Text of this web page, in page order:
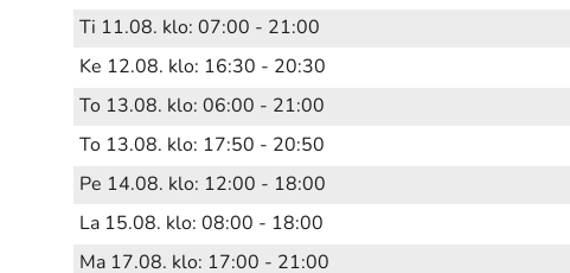
Ti 11.08. klo: 07:00 - 21:00
Ke 12.08. klo: 16:30 - 20:30
To 13.08. klo: 06:00 - 21:00
To 13.08. klo: 17:50 - 20:50
Pe 14.08. klo: 12:00 - 18:00
La 15.08. klo: 08:00 - 18:00
Ma 17.08. klo: 17:00 - 21:00